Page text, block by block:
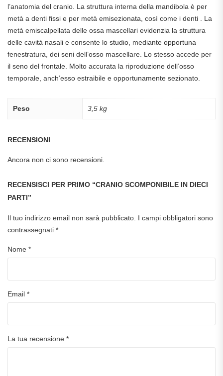
l’anatomia del cranio. La struttura interna della mandibola è per
metà a denti fissi e per metà emisezionata, così come i denti . La
metà emiscalpellata delle ossa mascellari evidenzia la struttura
delle cavità nasali e consente lo studio, mediante opportuna
fenestratura, dei seni dell’osso mascellare. Lo stesso accede per
il seno del frontale. Molto accurata la riproduzione dell’osso
temporale, anch’esso estraibile e opportunamente sezionato.
Peso 3,5 kg
RECENSIONI
Ancora non ci sono recensioni.
RECENSISCI PER PRIMO “CRANIO SCOMPONIBILE IN DIECI
PARTI”
Il tuo indirizzo email non sarà pubblicato. I campi obbligatori sono
contrassegnati *
Nome *
Email *
La tua recensione *